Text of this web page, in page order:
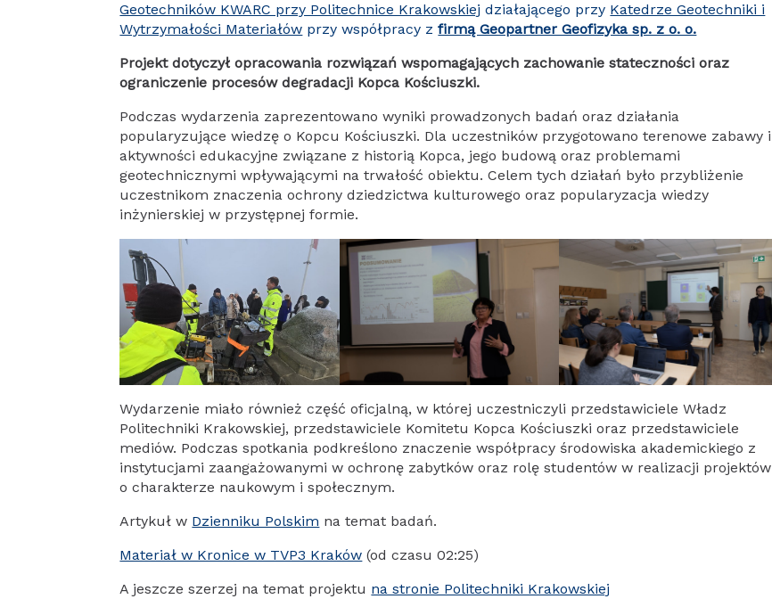
Geotechników KWARC przy Politechnice Krakowskiej działającego przy Katedrze Geotechniki i
Wytrzymałości Materiałów przy współpracy zfirmą Geopartner Geofizyka sp. z o. o.
Projekt dotyczył opracowania rozwiązań wspomagających zachowanie stateczności oraz
ograniczenie procesów degradacji Kopca Kościuszki.
Podczas wydarzenia zaprezentowano wyniki prowadzonych badań oraz działania
popularyzujące wiedzę o Kopcu Kościuszki. Dla uczestników przygotowano terenowe zabawy i
aktywności edukacyjne związane z historią Kopca, jego budową oraz problemami
geotechnicznymi wpływającymi na trwałość obiektu. Celem tych działań było przybliżenie
uczestnikom znaczenia ochrony dziedzictwa kulturowego oraz popularyzacja wiedzy
inżynierskiej w przystępnej formie.
Wydarzenie miało również część oficjalną, w której uczestniczyli przedstawiciele Władz
Politechniki Krakowskiej, przedstawiciele Komitetu Kopca Kościuszki oraz przedstawiciele
mediów. Podczas spotkania podkreślono znaczenie współpracy środowiska akademickiego z
instytucjami zaangażowanymi w ochronę zabytków oraz rolę studentów w realizacji projektów
o charakterze naukowym i społecznym.
Artykuł w Dzienniku Polskim na temat badań.
Materiał w Kronice w TVP3 Kraków (od czasu 02:25)
A jeszcze szerzej na temat projektu na stronie Politechniki Krakowskiej